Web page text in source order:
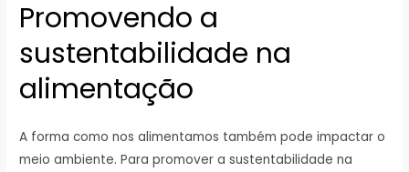
Promovendo a
sustentabilidade na
alimentação
A forma como nos alimentamos também pode impactar o
meio ambiente. Para promover a sustentabilidade na